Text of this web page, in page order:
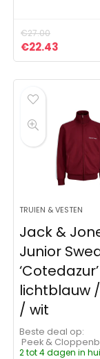
€27.00
€22.43
TRUIEN & VESTEN
Jack &
Junior
‘Cotedazur’
lichtblauw
/ wit
Beste deal op:
Peek &
2 tot 4 dagen in